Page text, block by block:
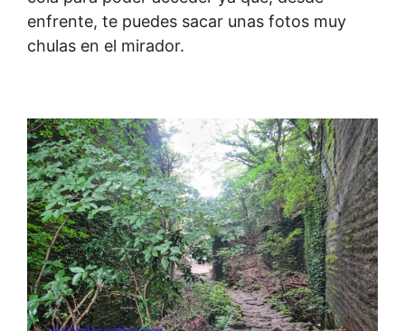
enfrente, te puedes sacar unas fotos muy
chulas en el mirador.